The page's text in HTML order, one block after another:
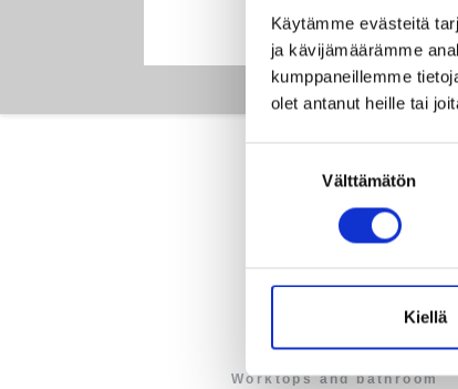
Käytämme evästeitä
ja kävijämäärämme
kumppaneillemme
olet antanut heille tai
Välttämätön
Kiellä
Tervastaso Oy
Worktops and bathroom